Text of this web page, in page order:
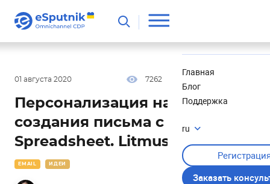
Главная
Блог
Поддержка
ru
Заказать
01 августа 2020 7262
EMAIL ИДЕИ
Персонализация на уровне
создания письма с Google
Spreadsheet. LitmusLive 2019